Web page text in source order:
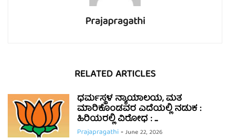
Prajapragathi
RELATED ARTICLES
ಧರ್ಮಸ್ಥಳ ನ್ಯಾಯಾಲಯ, ಮತ
ಮಾರಿಕೊಂಡವರ ಎದೆಯಲ್ಲಿ ನಡುಕ :
ಹಿರಿಯರಲ್ಲಿ ವಿರೋಧ : ...
Prajapragathi-June 22, 2026